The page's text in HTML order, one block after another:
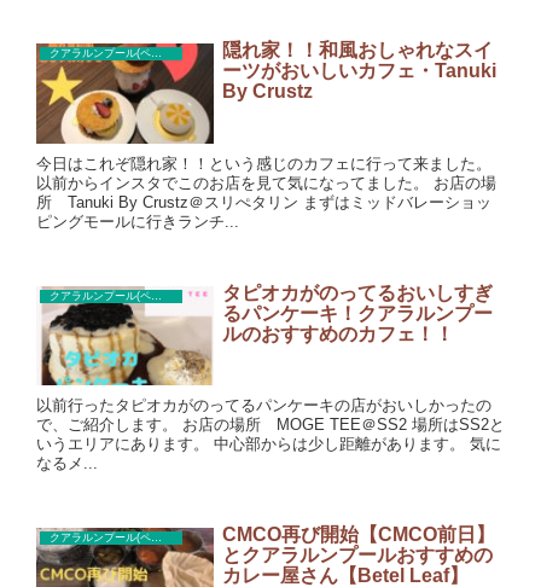
クアラルンプール(ペタリンジャヤ)カフェ
隠れ家！！和風おしゃれなスイ
ーツがおいしいカフェ・Tanuki
By Crustz
今日はこれぞ隠れ家！！という感じのカフェに行って来ました。
以前からインスタでこのお店を見て気になってました。 お店の場
所 Tanuki By Crustz＠スリぺタリン まずはミッドバレーショッ
ピングモールに行きランチ...
タピオカがのってるおいしすぎ
るパンケーキ！クアラルンプー
ルのおすすめのカフェ！！
以前行ったタピオカがのってるパンケーキの店がおいしかったの
で、ご紹介します。 お店の場所 MOGE TEE＠SS2 場所はSS2と
いうエリアにあります。 中心部からは少し距離があります。 気に
なるメ...
CMCO再び開始【CMCO前日】
とクアラルンプールおすすめの
カレー屋さん【Betel Leaf】